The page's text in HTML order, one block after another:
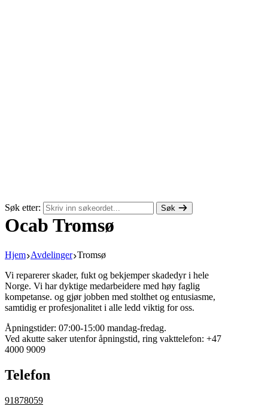
Søk etter: Søk
Ocab Tromsø
Hjem Avdelinger Tromsø
Vi reparerer skader, fukt og bekjemper skadedyr i hele
Norge. Vi har dyktige medarbeidere med høy faglig
kompetanse. og gjør jobben med stolthet og entusiasme,
samtidig er profesjonalitet i alle ledd viktig for oss.
Åpningstider: 07:00-15:00 mandag-fredag.
Ved akutte saker utenfor åpningstid, ring vakttelefon: +47
4000 9009
Telefon
91878059